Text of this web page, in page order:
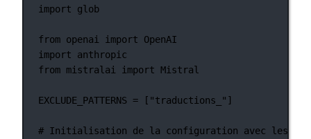
import glob
from openai import OpenAI
import anthropic
from mistralai import Mistral
EXCLUDE_PATTERNS = [ "traductions_" ]
# Initialisation de la configuration avec les